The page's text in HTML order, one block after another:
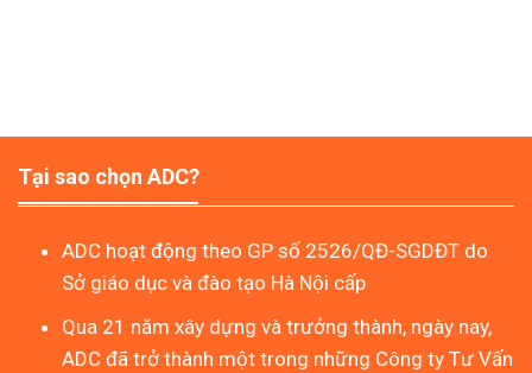
Tại sao chọn ADC?
ADC hoạt động theo GP số 2526/QĐ-SGDĐT do
Sở giáo dục và đào tạo Hà Nội cấp
Qua 21 năm xây dựng và trưởng thành, ngày nay,
ADC đã trở thành một trong những Công ty Tư Vấn